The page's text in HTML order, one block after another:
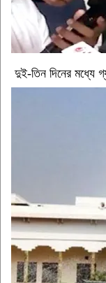
দুই-তিন দিনের মধ্যে